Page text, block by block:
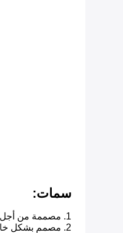
سمات:
1. مصممة من أجل الحجم الكبير الكل في واحد (الشاشة ، الختم الساخن ، وضع العلامات) الطباعة من واحد إلى muilicolor.
2. مصمم بشكل خاص لطباعة حاوية Roung و Rectandle والمنتجات الخاصة الأخرى.